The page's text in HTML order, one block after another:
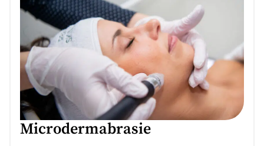
Microdermabrasie